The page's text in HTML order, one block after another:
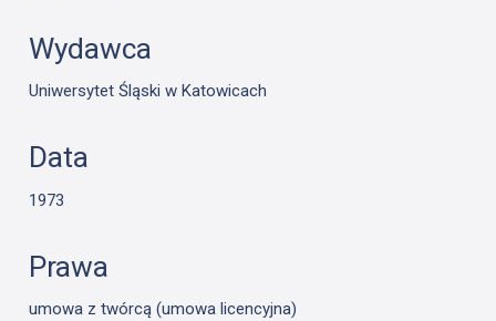
Wydawca
Uniwersytet Śląski w Katowicach
Data
1973
Prawa
umowa z twórcą (umowa licencyjna)